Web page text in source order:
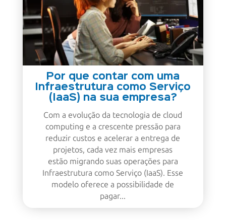
Por que contar com uma
Infraestrutura como Serviço
(IaaS) na sua empresa?
Com a evolução da tecnologia de cloud
computing e a crescente pressão para
reduzir custos e acelerar a entrega de
projetos, cada vez mais empresas
estão migrando suas operações para
Infraestrutura como Serviço (IaaS). Esse
modelo oferece a possibilidade de
pagar...